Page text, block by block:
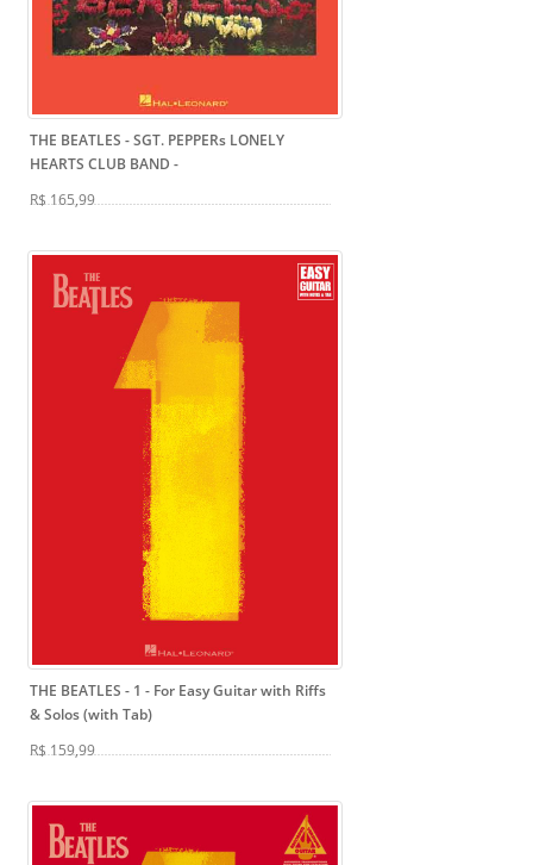
THE BEATLES - SGT. PEPPERs LONELY
HEARTS CLUB BAND -
R$ 165,99
THE BEATLES - 1 - For Easy Guitar with Riffs
& Solos (with Tab)
R$ 159,99